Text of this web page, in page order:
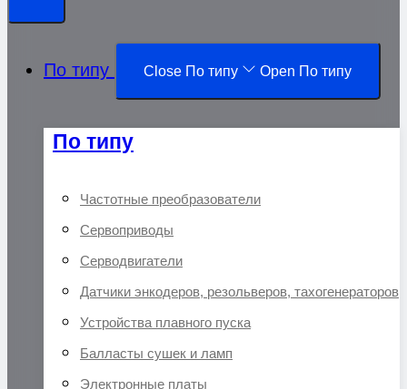
По типу Close По типу Open По типу
По типу
Частотные преобразователи
Сервоприводы
Серводвигатели
Датчики энкодеров, резольверов, тахогенераторов
Устройства плавного пуска
Балласты сушек и ламп
Электронные платы